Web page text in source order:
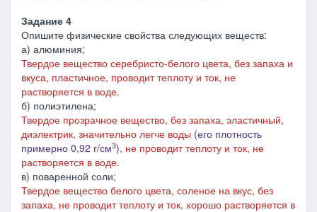
Задание 4
Опишите физические свойства следующих веществ:
а) алюминия;
Твердое вещество серебристо-белого цвета, без запаха и
вкуса, пластичное, проводит теплоту и ток, не
растворяется в воде.
б) полиэтилена;
Твердое прозрачное вещество, без запаха, эластичный,
диэлектрик, значительно легче воды (его плотность
примерно 0,92 г/см3), не проводит теплоту и ток, не
растворяется в воде.
в) поваренной соли;
Твердое вещество белого цвета, соленое на вкус, без
запаха, не проводит теплоту и ток, хорошо растворяется в